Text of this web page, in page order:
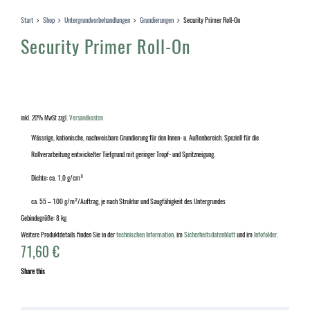
Start Shop Untergrundvorbehandlungen Grundierungen Security Primer Roll-On
Security Primer Roll-On
inkl. 20% MwStzzgl.Versandkosten
Wässrige, kationische, nachweisbare Grundierung für den Innen- u. Außenbereich. Speziell für die
Rollverarbeitung entwickelter Tiefgrund mit geringer Tropf- und Spritzneigung.
Dichte: ca. 1,0 g/cm³
ca. 55 – 100 g/m²/Auftrag, je nach Struktur und Saugfähigkeit des Untergrundes
Gebindegröße: 8 kg
Weitere Produktdetails finden Sie in dertechnischen Information,imSicherheitsdatenblattund imInfofolder.
71,60€
Share this